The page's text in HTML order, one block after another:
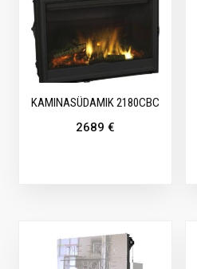
KAMINASÜDAMIK 2180CBC
2689 €